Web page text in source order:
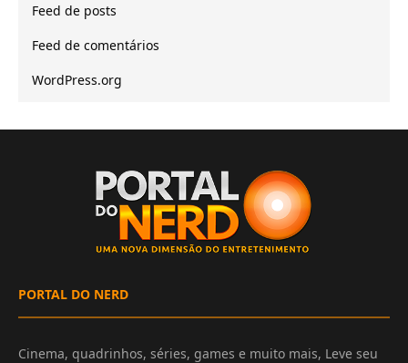
Feed de posts
Feed de comentários
WordPress.org
PORTAL DO NERD
Cinema, quadrinhos, séries, games e muito mais, Leve seu